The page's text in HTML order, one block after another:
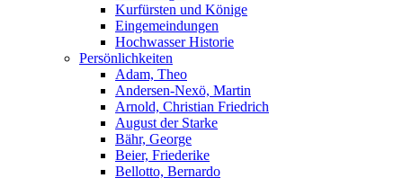
Kurfürsten und Könige
Eingemeindungen
Hochwasser Historie
Persönlichkeiten
Adam, Theo
Andersen-Nexö, Martin
Arnold, Christian Friedrich
August der Starke
Bähr, George
Beier, Friederike
Bellotto, Bernardo